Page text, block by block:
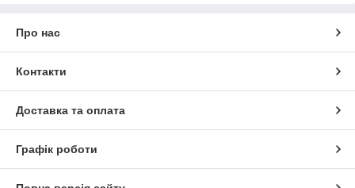
Про нас
Контакти
Доставка та оплата
Графік роботи